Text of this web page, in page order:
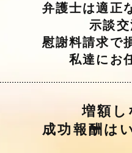
弁護士は適正
示談
慰謝料請求で
私達にお
増額し
成功報酬は